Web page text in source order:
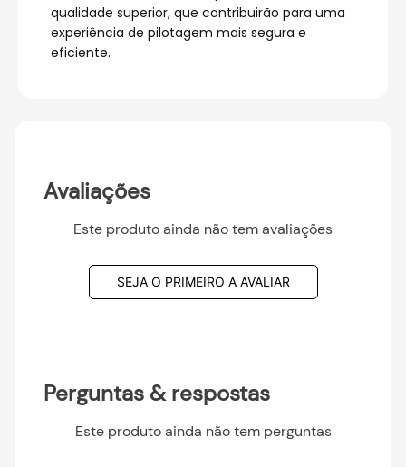
qualidade superior, que contribuirão para uma
experiência de pilotagem mais segura e
eficiente.
Avaliações
Este produto ainda não tem avaliações
SEJA O PRIMEIRO A AVALIAR
Perguntas & respostas
Este produto ainda não tem perguntas